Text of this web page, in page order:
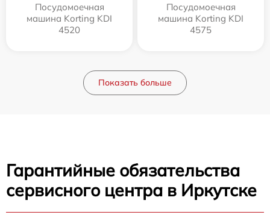
Посудомоечная
машина Korting KDI
4520
Посудомоечная
машина Korting KDI
4575
Показать больше
Гарантийные обязательства
сервисного центра в Иркутске